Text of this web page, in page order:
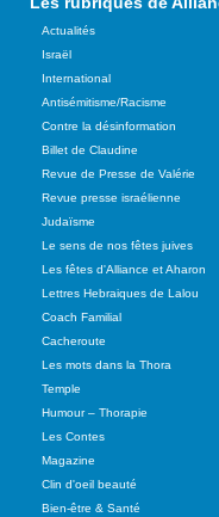
Actualités
Israël
International
Antisémitisme/Racisme
Contre la désinformation
Billet de Claudine
Revue de Presse de Valérie
Revue presse israélienne
Judaïsme
Le sens de nos fêtes juives
Les fêtes d'Alliance et Aharon
Lettres Hebraiques de Lalou
Coach Familial
Cacheroute
Les mots dans la Thora
Temple
Humour – Thorapie
Les Contes
Magazine
Clin d'oeil beauté
Bien-être & Santé